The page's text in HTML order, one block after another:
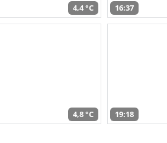
4,4 °C 16:37
4,8 °C 19:18